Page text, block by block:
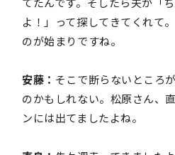
よ！」って探してきてくれて
のが始まりですね。
安藤： そこで断らないところ
のかもしれない。松原さん、
ンには出てましたよね。